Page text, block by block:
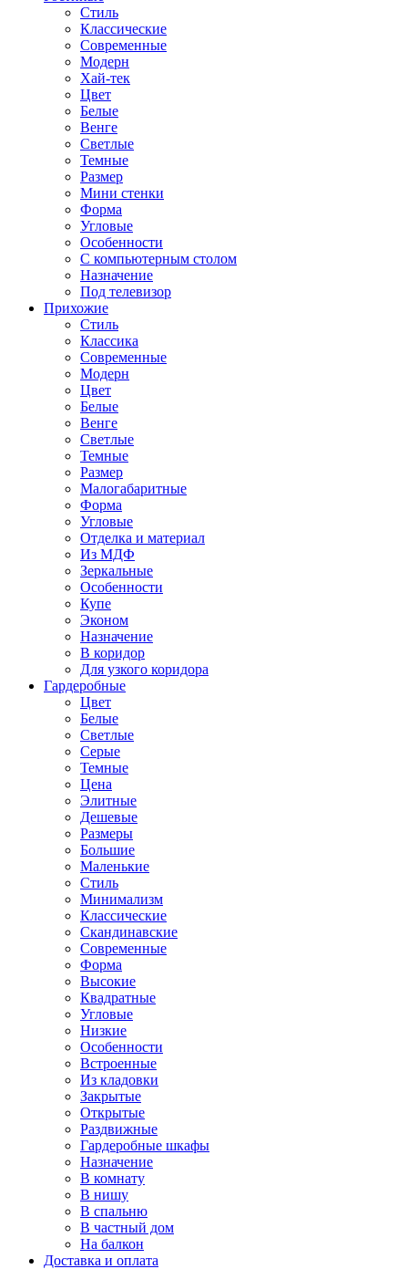
Стиль
Классические
Современные
Модерн
Хай-тек
Цвет
Белые
Венге
Светлые
Темные
Размер
Мини стенки
Форма
Угловые
Особенности
С компьютерным столом
Назначение
Под телевизор
Прихожие
Стиль
Классика
Современные
Модерн
Цвет
Белые
Венге
Светлые
Темные
Размер
Малогабаритные
Форма
Угловые
Отделка и материал
Из МДФ
Зеркальные
Особенности
Купе
Эконом
Назначение
В коридор
Для узкого коридора
Гардеробные
Цвет
Белые
Светлые
Серые
Темные
Цена
Элитные
Дешевые
Размеры
Большие
Маленькие
Стиль
Минимализм
Классические
Скандинавские
Современные
Форма
Высокие
Квадратные
Угловые
Низкие
Особенности
Встроенные
Из кладовки
Закрытые
Открытые
Раздвижные
Гардеробные шкафы
Назначение
В комнату
В нишу
В спальню
В частный дом
На балкон
Доставка и оплата